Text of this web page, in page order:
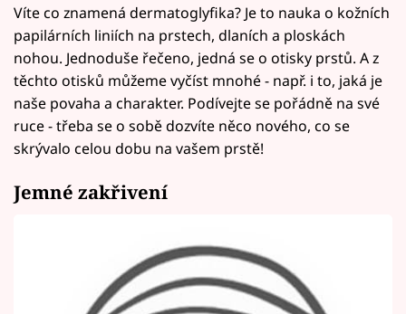
Víte co znamená dermatoglyfika? Je to nauka o kožních
papilárních liniích na prstech, dlaních a ploskách
nohou. Jednoduše řečeno, jedná se o otisky prstů. A z
těchto otisků můžeme vyčíst mnohé - např. i to, jaká je
naše povaha a charakter. Podívejte se pořádně na své
ruce - třeba se o sobě dozvíte něco nového, co se
skrývalo celou dobu na vašem prstě!
Jemné zakřivení